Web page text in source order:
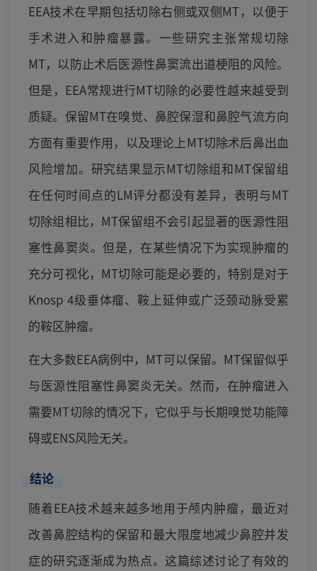
EEA技术在早期包括切除右侧或双侧MT，以便于
手术进入和肿瘤暴露。一些研究主张常规切除
MT，以防止术后医源性鼻窦流出道梗阻的风险。
但是，EEA常规进行MT切除的必要性越来越受到
质疑。保留MT在嗅觉、鼻腔保湿和鼻腔气流方向
方面有重要作用，以及理论上MT切除术后鼻出血
风险增加。研究结果显示MT切除组和MT保留组
在任何时间点的LM评分都没有差异，表明与MT
切除组相比，MT保留组不会引起显著的医源性阻
塞性鼻窦炎。但是，在某些情况下为实现肿瘤的
充分可视化，MT切除可能是必要的，特别是对于
Knosp 4级垂体瘤、鞍上延伸或广泛颈动脉受累
的鞍区肿瘤。
在大多数EEA病例中，MT可以保留。MT保留似乎
与医源性阻塞性鼻窦炎无关。然而，在肿瘤进入
需要MT切除的情况下，它似乎与长期嗅觉功能障
碍或ENS风险无关。
结论
随着EEA技术越来越多地用于颅内肿瘤，最近对
改善鼻腔结构的保留和最大限度地减少鼻腔并发
症的研究逐渐成为热点。这篇综述讨论了有效的